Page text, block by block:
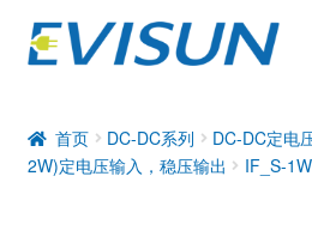
DC-DC系列
工业通信模块
首页 DC-DC系列 DC-DC定电
2W)定电压输入，稳压输出
IF_S-